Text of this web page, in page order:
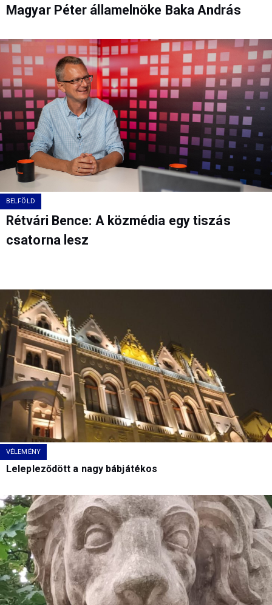
Magyar Péter államelnöke Baka András
BELFÖLD
Rétvári Bence: A közmédia egy tiszás
csatorna lesz
VÉLEMÉNY
Lelepleződött a nagy bábjátékos